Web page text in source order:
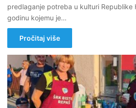
predlaganje potreba u kulturi Republike
godinu kojemu je…
Pročitaj više